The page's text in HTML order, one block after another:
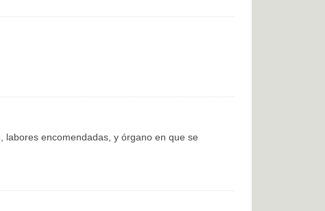
encomendadas, y órgano en que se